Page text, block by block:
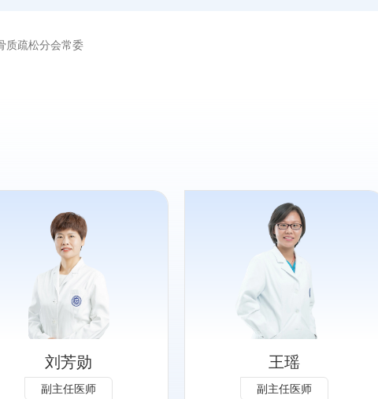
质疏松分会常委
刘芳勋
副主任医师
王瑶
副主任医师
专长：
全科医学尤其是危重患者的
诊断及治疗，严重感染及呼
吸重症的处理，医院感染防
控，合并内科疾病的围手术
社会任职：